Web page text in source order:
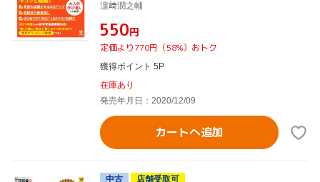
濵﨑潤之輔
¥550円
定価より770円（58%）おトク
獲得ポイント 5P
在庫あり
発売年月日：2020/12/09
カートへ追加
中古 店舗受取可